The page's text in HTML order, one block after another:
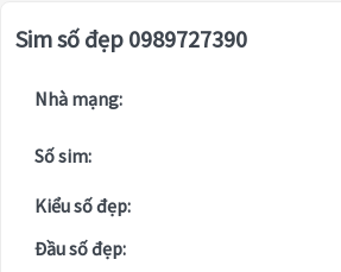
Sim số đẹp 0989727390
Nhà mạng:
Số sim:
Kiểu số đẹp:
Đầu số đẹp: